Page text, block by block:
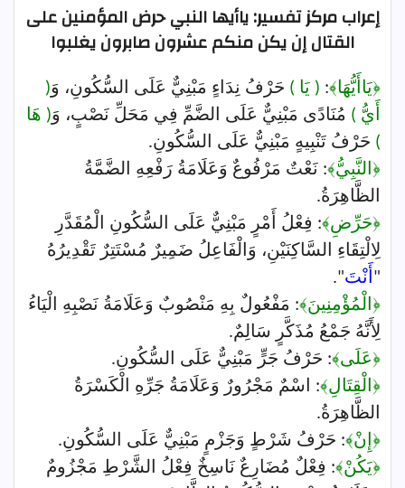
إعراب مركز تفسير: ياأيها النبي حرض المؤمنين على
القتال إن يكن منكم عشرون صابرون يغلبوا
﴿يَاأَيُّهَا﴾: ( يَا ) حَرْفُ نِدَاءٍ مَبْنِيٌّ عَلَى السُّكُونِ، وَ(
أَيُّ ) مُنَادًى مَبْنِيٌّ عَلَى الضَّمِّ فِي مَحَلِّ نَصْبٍ، وَ( هَا
) حَرْفُ تَنْبِيهٍ مَبْنِيٌّ عَلَى السُّكُونِ.
﴿النَّبِيُّ﴾: نَعْتٌ مَرْفُوعٌ وَعَلَامَةُ رَفْعِهِ الضَّمَّةُ
الظَّاهِرَةُ.
﴿حَرِّضِ﴾: فِعْلُ أَمْرٍ مَبْنِيٌّ عَلَى السُّكُونِ الْمُقَدَّرِ
لِالْتِقَاءِ السَّاكِنَيْنِ، وَالْفَاعِلُ ضَمِيرٌ مُسْتَتِرٌ تَقْدِيرُهُ
" أَنْتَ".
﴿الْمُؤْمِنِينَ﴾: مَفْعُولٌ بِهِ مَنْصُوبٌ وَعَلَامَةُ نَصْبِهِ الْيَاءُ
لِأَنَّهُ جَمْعُ مُذَكَّرٍ سَالِمٌ.
﴿عَلَى﴾: حَرْفُ جَرٍّ مَبْنِيٌّ عَلَى السُّكُونِ.
﴿الْقِتَالِ﴾: اسْمٌ مَجْرُورٌ وَعَلَامَةُ جَرِّهِ الْكَسْرَةُ
الظَّاهِرَةُ.
﴿إِنْ﴾: حَرْفُ شَرْطٍ وَجَزْمٍ مَبْنِيٌّ عَلَى السُّكُونِ.
﴿يَكُنْ﴾: فِعْلٌ مُضَارِعٌ نَاسِخٌ فِعْلُ الشَّرْطِ مَجْزُومٌ